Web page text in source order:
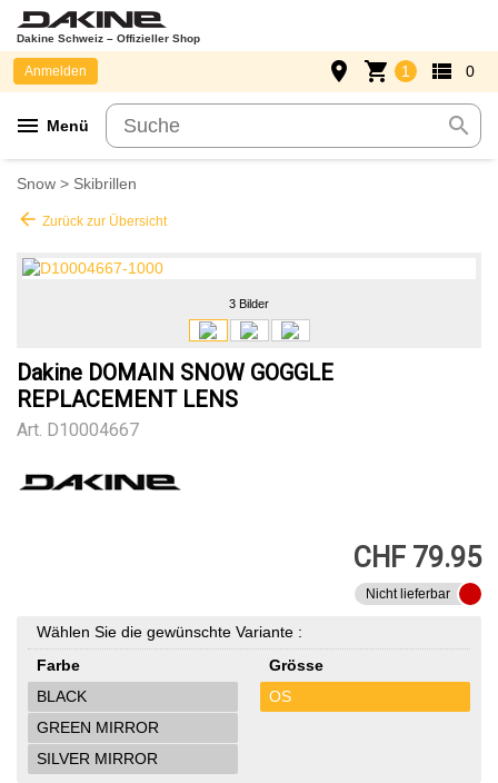
Dakine Schweiz – Offizieller Shop
menu Menü search
Anmelden place shopping_cart 1 view_list 0
Snow > Skibrillen
arrow_back Zurück zur Übersicht
3 Bilder
Dakine DOMAIN SNOW GOGGLE
REPLACEMENT LENS
Art. D10004667
CHF 79.95
Nicht lieferbar
Wählen Sie die gewünschte Variante :
Farbe
BLACK
GREEN MIRROR
SILVER MIRROR
Grösse
OS